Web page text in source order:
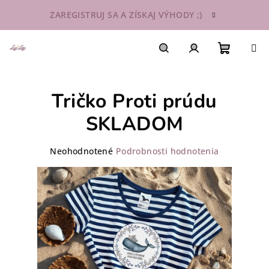
obsah
ZAREGISTRUJ SA A ZÍSKAJ VÝHODY ;)
Tričko Proti prúdu
SKLADOM
Priemerné
produktu
je
0,0
z
5
hviezdičiek.
Neohodnotené Podrobnosti hodnotenia